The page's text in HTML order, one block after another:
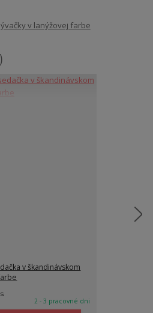
v lanýžovej farbe
v škandinávskom
2 - 3 pracovné dni